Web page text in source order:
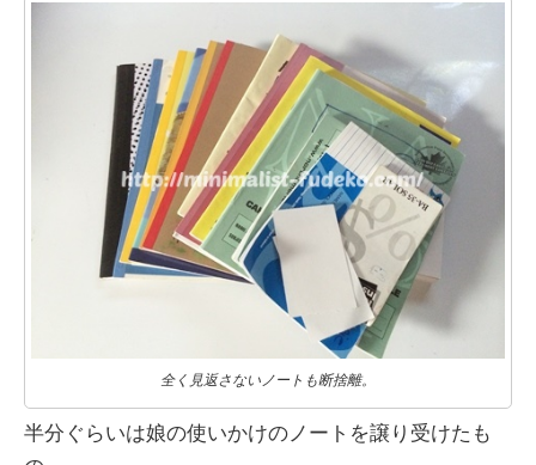
全く見返さないノートも断捨離。
半分ぐらいは娘の使いかけのノートを譲り受けたも